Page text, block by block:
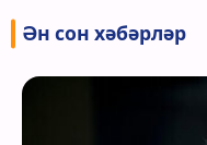
Ән сон хәбәрләр